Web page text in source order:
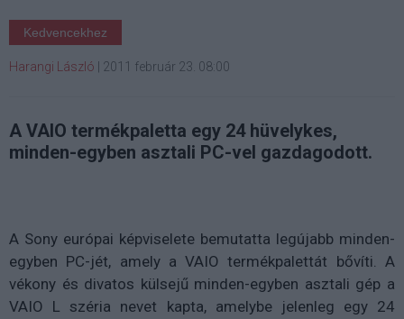
Kedvencekhez
Harangi László 2011 február 23. 08:00
A VAIO termékpaletta egy 24 hüvelykes,
minden-egyben asztali PC-vel gazdagodott.
A Sony európai képviselete bemutatta legújabb minden-
egyben PC-jét, amely a VAIO termékpalettát bővíti. A
vékony és divatos külsejű minden-egyben asztali gép a
VAIO L széria nevet kapta, amelybe jelenleg egy 24